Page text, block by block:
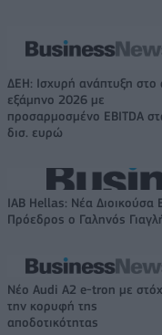
ΔΕΗ: Ισχυρή ανάπτυξη στο
εξάμηνο 2026 με
προσαρμοσμένο EBITDA
δισ. ευρώ
IAB Hellas: Νέα Διοικούσα
Πρόεδρος ο Γαληνός
Νέο Audi A2 e-tron με
την κορυφή της
αποδοτικότητας